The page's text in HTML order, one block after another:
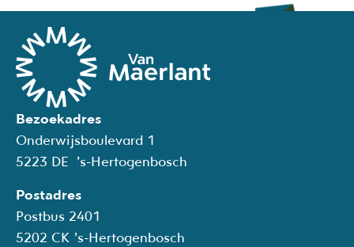
Bezoekadres
Onderwijsboulevard 1
5223 DE ’s-Hertogenbosch
Postadres
Postbus 2401
5202 CK ’s-Hertogenbosch